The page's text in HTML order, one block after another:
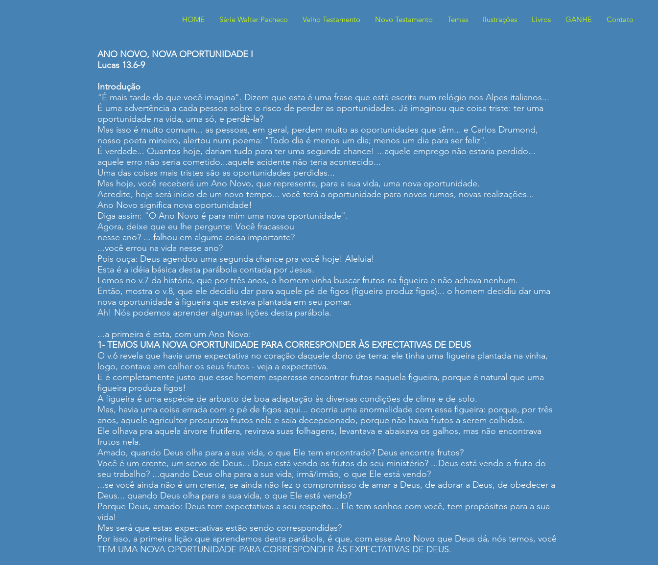
HOME Série Walter Pacheco Velho Testamento Novo Testamento Temas Ilustrações Livros GANHE Contato
ANO NOVO, NOVA OPORTUNIDADE I
Lucas 13.6-9
Introdução
"É mais tarde do que você imagina". Dizem que esta é uma frase que está escrita num relógio nos Alpes italianos...
É uma advertência a cada pessoa sobre o risco de perder as oportunidades. Já imaginou que coisa triste: ter uma
oportunidade na vida, uma só, e perdê-la?
Mas isso é muito comum... as pessoas, em geral, perdem muito as oportunidades que têm... e Carlos Drumond,
nosso poeta mineiro, alertou num poema: "Todo dia é menos um dia; menos um dia para ser feliz".
É verdade... Quantos hoje, dariam tudo para ter uma segunda chance! ...aquele emprego não estaria perdido...
aquele erro não seria cometido...aquele acidente não teria acontecido...
Uma das coisas mais tristes são as oportunidades perdidas...
Mas hoje, você receberá um Ano Novo, que representa, para a sua vida, uma nova oportunidade.
Acredite, hoje será início de um novo tempo... você terá a oportunidade para novos rumos, novas realizações...
Ano Novo significa nova oportunidade!
Diga assim: "O Ano Novo é para mim uma nova oportunidade".
Agora, deixe que eu lhe pergunte: Você fracassou
nesse ano? ... falhou em alguma coisa importante?
...você errou na vida nesse ano?
Pois ouça: Deus agendou uma segunda chance pra você hoje! Aleluia!
Esta é a idéia básica desta parábola contada por Jesus.
Lemos no v.7 da história, que por três anos, o homem vinha buscar frutos na figueira e não achava nenhum.
Então, mostra o v.8, que ele decidiu dar para aquele pé de figos (figueira produz figos)... o homem decidiu dar uma
nova oportunidade à figueira que estava plantada em seu pomar.
Ah! Nós podemos aprender algumas lições desta parábola.
...a primeira é esta, com um Ano Novo:
1- TEMOS UMA NOVA OPORTUNIDADE PARA CORRESPONDER ÀS EXPECTATIVAS DE DEUS
O v.6 revela que havia uma expectativa no coração daquele dono de terra: ele tinha uma figueira plantada na vinha,
logo, contava em colher os seus frutos - veja a expectativa.
E é completamente justo que esse homem esperasse encontrar frutos naquela figueira, porque é natural que uma
figueira produza figos!
A figueira é uma espécie de arbusto de boa adaptação às diversas condições de clima e de solo.
Mas, havia uma coisa errada com o pé de figos aqui... ocorria uma anormalidade com essa figueira: porque, por três
anos, aquele agricultor procurava frutos nela e saía decepcionado, porque não havia frutos a serem colhidos.
Ele olhava pra aquela árvore frutífera, revirava suas folhagens, levantava e abaixava os galhos, mas não encontrava
frutos nela.
Amado, quando Deus olha para a sua vida, o que Ele tem encontrado? Deus encontra frutos?
Você é um crente, um servo de Deus... Deus está vendo os frutos do seu ministério? ...Deus está vendo o fruto do
seu trabalho? ...quando Deus olha para a sua vida, irmã/irmão, o que Ele está vendo?
...se você ainda não é um crente, se ainda não fez o compromisso de amar a Deus, de adorar a Deus, de obedecer a
Deus... quando Deus olha para a sua vida, o que Ele está vendo?
Porque Deus, amado: Deus tem expectativas a seu respeito... Ele tem sonhos com você, tem propósitos para a sua
vida!
Mas será que estas expectativas estão sendo correspondidas?
Por isso, a primeira lição que aprendemos desta parábola, é que, com esse Ano Novo que Deus dá, nós temos, você
TEM UMA NOVA OPORTUNIDADE PARA CORRESPONDER ÀS EXPECTATIVAS DE DEUS.